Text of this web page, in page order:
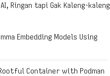
Ringan tapi Gak Kaleng-kaleng
Embedding Models Using
Container with Podman